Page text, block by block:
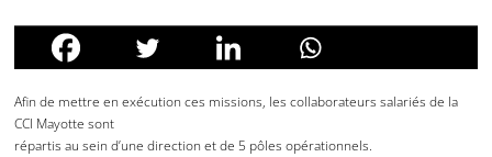
Afin de mettre en exécution ces missions, les collaborateurs salariés de la
CCI Mayotte sont
répartis au sein d’une direction et de 5 pôles opérationnels.